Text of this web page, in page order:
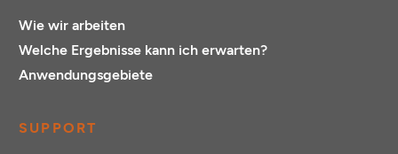
Wie wir arbeiten
Welche Ergebnisse kann ich erwarten?
Anwendungsgebiete
SUPPORT